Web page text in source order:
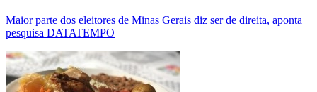
Maior parte dos eleitores de Minas Gerais diz ser de direita, aponta
pesquisa DATATEMPO